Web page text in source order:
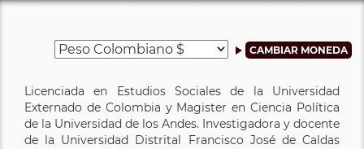
Licenciada en Estudios Sociales de la Universidad
Externado de Colombia y Magister en Ciencia Política
de la Universidad de los Andes. Investigadora y docente
de la Universidad Distrital Francisco José de Caldas